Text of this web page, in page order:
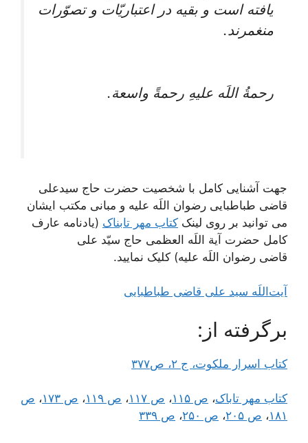
یافته است و بقیه در اعتباریّات و تصوّرات
منغمرند.
رحمةُ اللَه علیهِ رحمةً واسعة.
جهت آشنایی کامل با شخصیت حضرت حاج سیدعلی
قاضی طباطبایی رضوان اللَه علیه و مبانی مکتب ایشان
می توانید بر روی لینک کتاب مهر تابناک (يادنامه عارف
کامل حضرت آیة اللَه العظمی حاج سیّد علی
قاضی رضوان اللَه علیه) کلیک نمایید.
آیت‌اللَه سید علی قاضی طباطبایی
برگرفته از:
کتاب اسرار ملکوت، ج ٢، ص٣٧٧
کتاب مهر تاباک، ص ۱۱۵ ، ص ۱۱۷ ، ص ۱۱۹ ، ص ۱۷۳ ، ص
۱۸۱، ص ۲۰۵ ، ص ۲۵۰ ، ص ۳۳۹